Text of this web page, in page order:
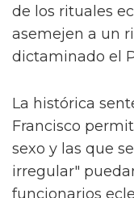
de los rituales
asemejen a un
dictaminado el
La histórica
Francisco
sexo y las que
irregular"
funcionarios